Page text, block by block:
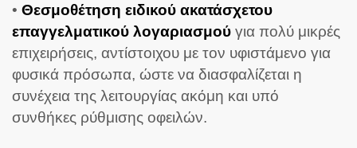
• Θεσμοθέτηση ειδικού ακατάσχετου
επαγγελματικού λογαριασμού για πολύ μικρές
επιχειρήσεις, αντίστοιχου με τον υφιστάμενο για
φυσικά πρόσωπα, ώστε να διασφαλίζεται η
συνέχεια της λειτουργίας ακόμη και υπό
συνθήκες ρύθμισης οφειλών.